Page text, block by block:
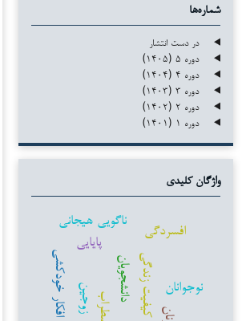
شماره‌ها
در دست انتشار
دوره ۵ (۱۴۰۵)
دوره ۴ (۱۴۰۴)
دوره ۳ (۱۴۰۳)
دوره ۲ (۱۴۰۲)
دوره ۱ (۱۴۰۱)
واژگان کلیدی
اضطراب
دانشجویانکیفیت زندگی نوجوانان
افسردگی
زنان
ناگویی هیجانی
زوجین افکار خودکشی
پایایی